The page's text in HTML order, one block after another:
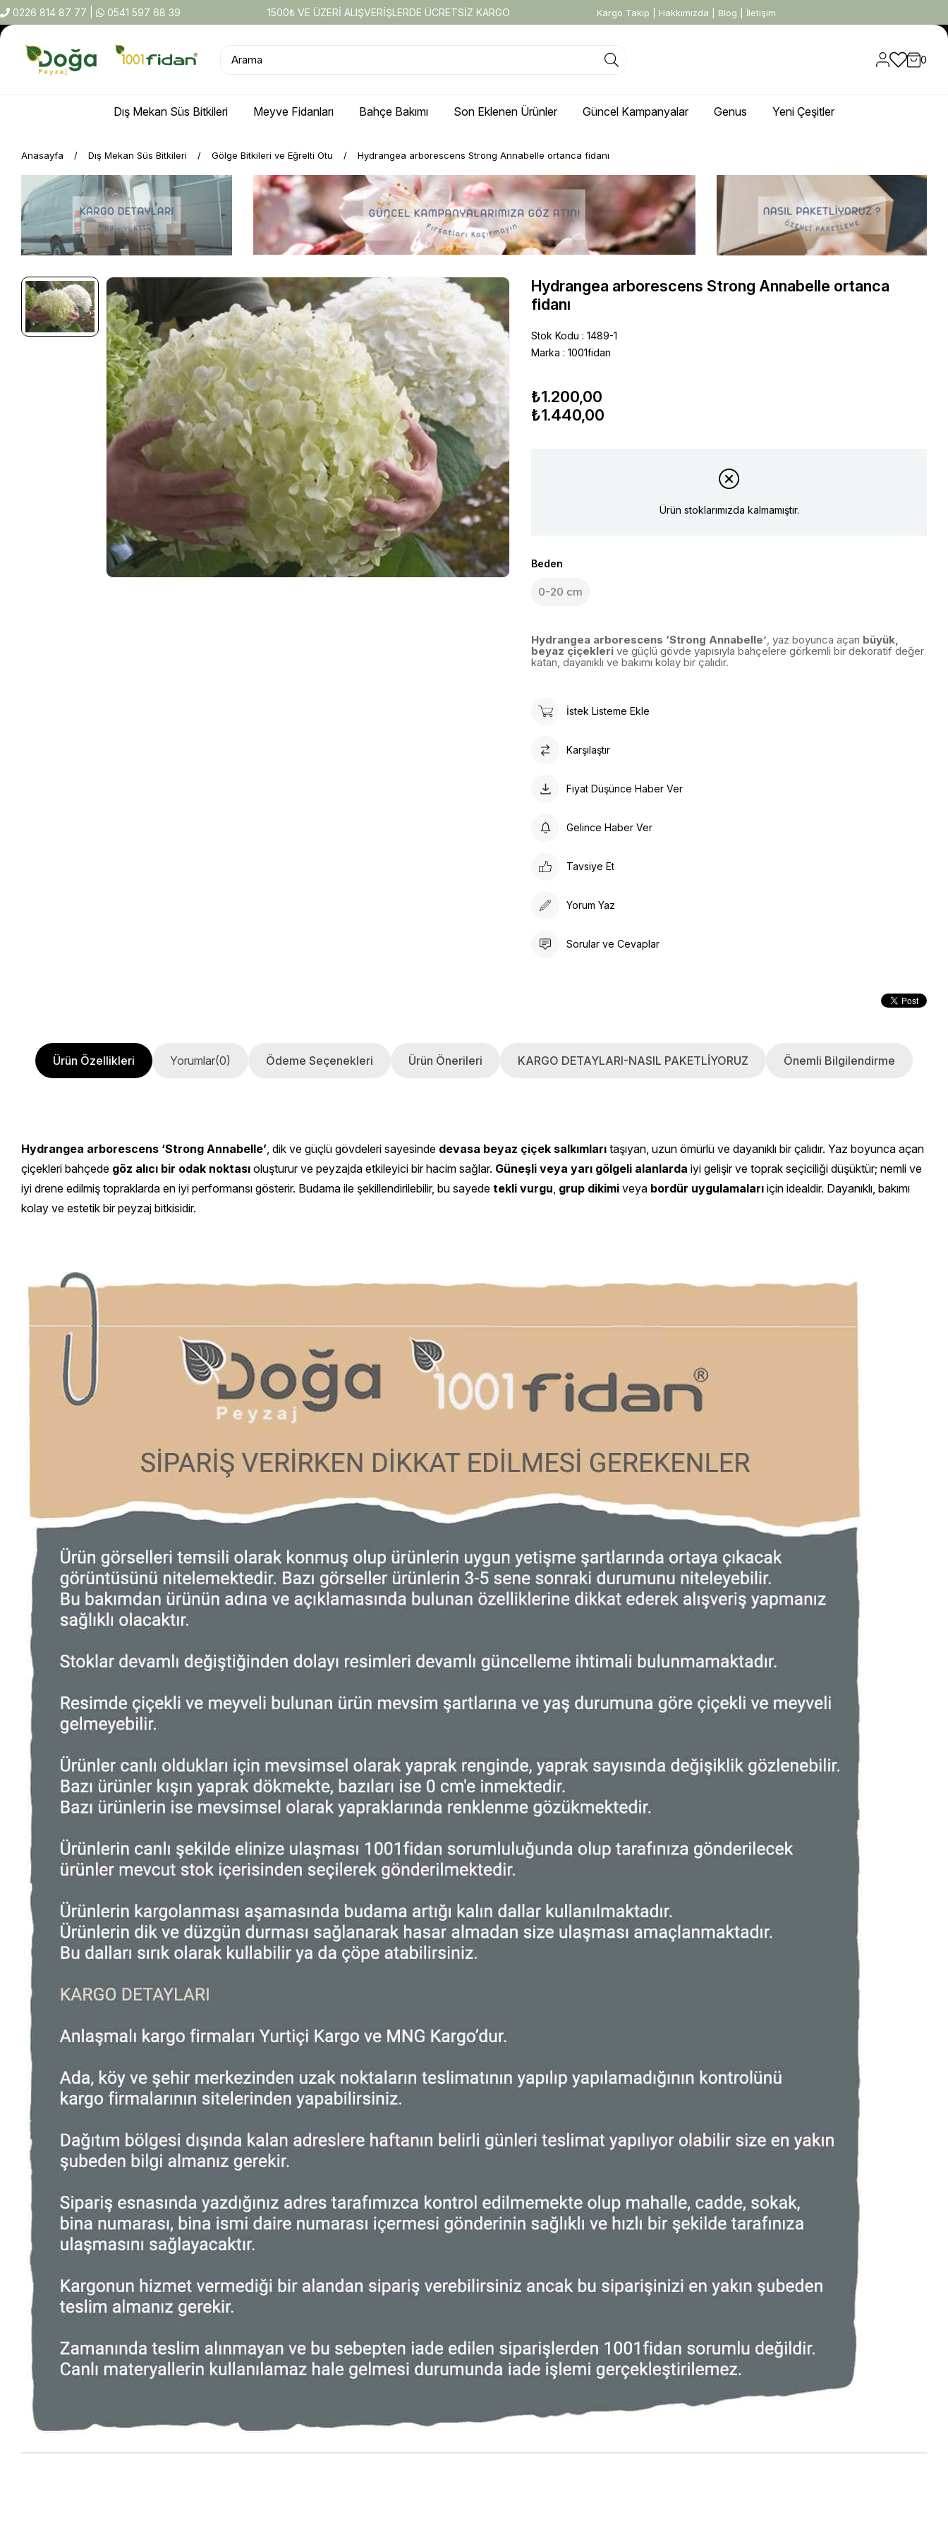
0226 814 87 77 0541 597 68 39 1500₺ VE ÜZERİ ALIŞVERİŞLERDE ÜCRETSİZ KARGO Kargo Takip Hakkımızda Blog İletişim
0
Dış Mekan Süs Bitkileri Meyve Fidanları Bahçe Bakımı Son Eklenen Ürünler Güncel Kampanyalar Genus Yeni Çeşitler
Anasayfa Dış Mekan Süs Bitkileri Gölge Bitkileri ve Eğrelti Otu Hydrangea arborescens Strong Annabelle ortanca fidanı
Hydrangea arborescens Strong Annabelle ortanca
fidanı
Stok Kodu
1489-1
Marka : 1001fidan
₺1.200,00
₺1.440,00
Ürün stoklarımızda kalmamıştır.
Beden
0-20 cm
Hydrangea arborescens ‘Strong Annabelle’, yaz boyunca açan büyük,
beyaz çiçekleri ve güçlü gövde yapısıyla bahçelere görkemli bir dekoratif değer
katan, dayanıklı ve bakımı kolay bir çalıdır.
İstek Listeme Ekle
Karşılaştır
Fiyat Düşünce Haber Ver
Gelince Haber Ver
Tavsiye Et
Yorum Yaz
Sorular ve Cevaplar
Ürün Özellikleri Yorumlar(0) Ödeme Seçenekleri Ürün Önerileri KARGO DETAYLARI-NASIL PAKETLİYORUZ Önemli Bilgilendirme
Hydrangea arborescens ‘Strong Annabelle’ , dik ve güçlü gövdeleri sayesinde devasa beyaz çiçek salkımları taşıyan, uzun ömürlü ve dayanıklı bir çalıdır. Yaz boyunca açan
çiçekleri bahçede göz alıcı bir odak noktası oluşturur ve peyzajda etkileyici bir hacim sağlar. Güneşli veya yarı gölgeli alanlarda iyi gelişir ve toprak seçiciliği düşüktür; nemli ve
iyi drene edilmiş topraklarda en iyi performansı gösterir. Budama ile şekillendirilebilir, bu sayede tekli vurgu grup dikimi veya bordür uygulamaları için idealdir. Dayanıklı, bakımı
kolay ve estetik bir peyzaj bitkisidir.